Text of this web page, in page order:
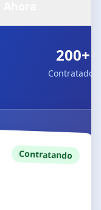
200+
Contratados
Contratando